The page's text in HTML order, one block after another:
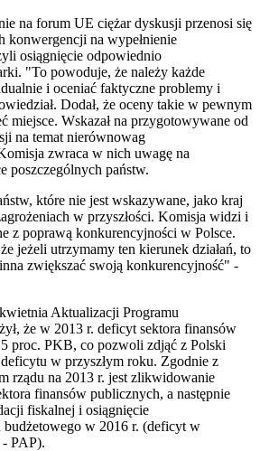
na forum UE ciężar dyskusji przenosi się
konwergencji na wypełnienie
osiągnięcie odpowiednio
"To powoduje, że należy każde
i oceniać faktyczne problemy i
Dodał, że oceny takie w pewnym
miejsce. Wskazał na przygotowywane od
na temat nierównowag
zwraca w nich uwagę na
poszczególnych państw.
które nie jest wskazywane, jako kraj
w przyszłości. Komisja widzi i
z poprawą konkurencyjności w Polsce.
jeżeli utrzymamy ten kierunek działań, to
zwiększać swoją konkurencyjność" -
Aktualizacji Programu
że w 2013 r. deficyt sektora finansów
proc. PKB, co pozwoli zdjąć z Polski
w przyszłym roku. Zgodnie z
rządu na 2013 r. jest zlikwidowanie
finansów publicznych, a następnie
fiskalnej i osiągnięcie
budżetowego w 2016 r. (deficyt w
PAP).